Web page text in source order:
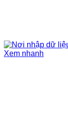
[popup_anything
Xem nhanh